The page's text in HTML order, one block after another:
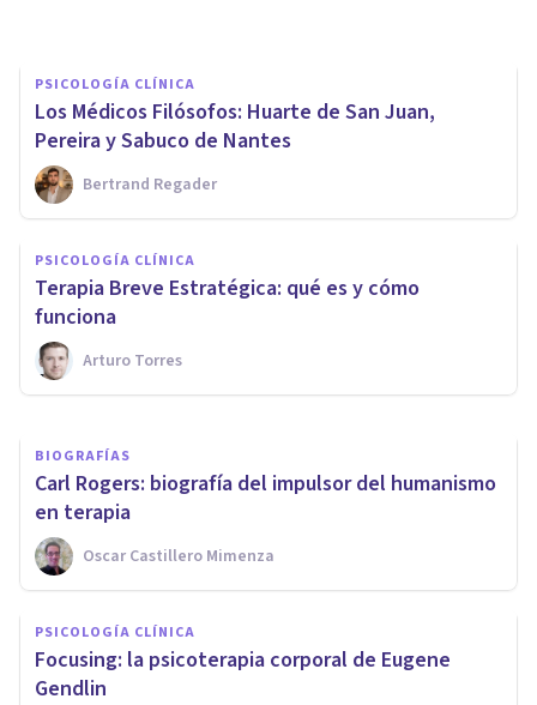
PSICOLOGÍA CLÍNICA
Los Médicos Filósofos: Huarte de San Juan,
Pereira y Sabuco de Nantes
Bertrand Regader
PSICOLOGÍA CLÍNICA
Terapia Breve Estratégica: qué es y cómo
funciona
Arturo Torres
PSICOLOGÍA CLÍNICA
Terapia de redecisión de
Goulding: ¿cómo funciona y
qué métodos usa?
Laura Ruiz Mitjana
BIOGRAFÍAS
Carl Rogers: biografía del impulsor del humanismo
en terapia
Oscar Castillero Mimenza
PSICOLOGÍA CLÍNICA
Focusing: la psicoterapia corporal de Eugene
Gendlin